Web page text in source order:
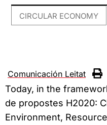
CIRCULAR ECONOMY
Comunicación Leitat
Today, in the
de propostes H2020:
Environment,